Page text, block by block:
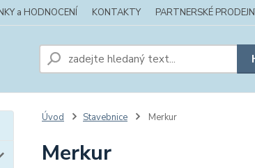
a HODNOCENÍ KONTAKTY PARTNERSKÉ
Úvod Stavebnice Merkur
Merkur